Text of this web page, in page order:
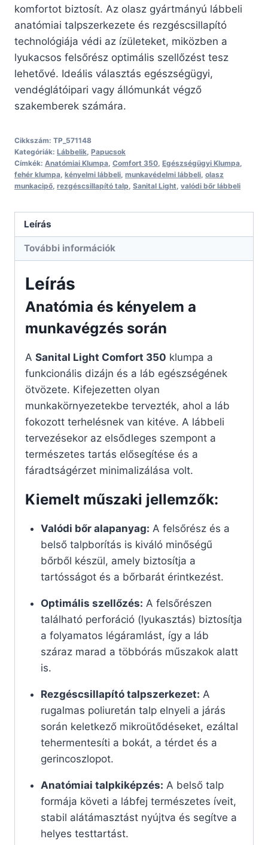
komfortot biztosít. Az olasz gyártmányú lábbeli
anatómiai talpszerkezete és rezgéscsillapító
technológiája védi az ízületeket, miközben a
lyukacsos felsőrész optimális szellőzést tesz
lehetővé. Ideális választás egészségügyi,
vendéglátóipari vagy állómunkát végző
szakemberek számára.
Cikkszám: TP_571148
Kategóriák: Lábbelik, Papucsok
Címkék: Anatómiai Klumpa, Comfort 350, Egészségügyi Klumpa,
fehér klumpa, kényelmi lábbeli, munkavédelmi lábbeli, olasz
munkacipő, rezgéscsillapító talp, Sanital Light, valódi bőr lábbeli
Leírás
További információk
Leírás
Anatómia és kényelem a
munkavégzés során
A Sanital Light Comfort 350 klumpa a
funkcionális dizájn és a láb egészségének
ötvözete. Kifejezetten olyan
munkakörnyezetekbe tervezték, ahol a láb
fokozott terhelésnek van kitéve. A lábbeli
tervezésekor az elsődleges szempont a
természetes tartás elősegítése és a
fáradtságérzet minimalizálása volt.
Kiemelt műszaki jellemzők:
Valódi bőr alapanyag: A felsőrész és a
belső talpborítás is kiváló minőségű
bőrből készül, amely biztosítja a
tartósságot és a bőrbarát érintkezést.
Optimális szellőzés: A felsőrészen
található perforáció (lyukasztás) biztosítja
a folyamatos légáramlást, így a láb
száraz marad a többórás műszakok alatt
is.
Rezgéscsillapító talpszerkezet: A
rugalmas poliuretán talp elnyeli a járás
során keletkező mikroütődéseket, ezáltal
tehermentesíti a bokát, a térdet és a
gerincoszlopot.
Anatómiai talpkiképzés: A belső talp
formája követi a lábfej természetes íveit,
stabil alátámasztást nyújtva és segítve a
helyes testtartást.